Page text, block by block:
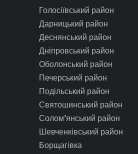
Голосіївський район
Дарницький район
Деснянський район
Дніпровський район
Оболонський район
Печерський район
Подільський район
Святошинський район
Солом’янський район
Шевченківський район
Борщагівка